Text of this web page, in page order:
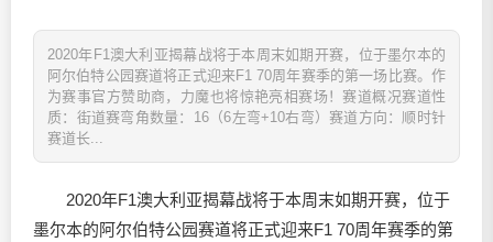
2020年F1澳大利亚揭幕战将于本周末如期开赛，位于墨尔本的
阿尔伯特公园赛道将正式迎来F1 70周年赛季的第一场比赛。作
为赛事官方赞助商，力魔也将惊艳亮相赛场！赛道概况赛道性
质：街道赛弯角数量：16（6左弯+10右弯）赛道方向：顺时针
赛道长...
2020年F1澳大利亚揭幕战将于本周末如期开赛，位于
墨尔本的阿尔伯特公园赛道将正式迎来F1 70周年赛季的第